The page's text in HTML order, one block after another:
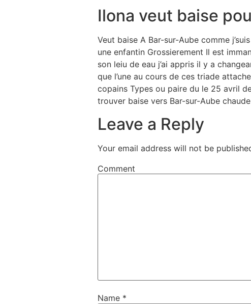
Ilona veut baise
Veut baise A Bar-sur-Aube comme
une enfantin Grossierement Il est
son leiu de eau j’ai appris il y a
que l’une au cours de ces triade
copains Types ou paire du le 25 avril
trouver baise vers Bar-sur-Aube
Leave a Reply
Your email address will not be
Comment
Name *